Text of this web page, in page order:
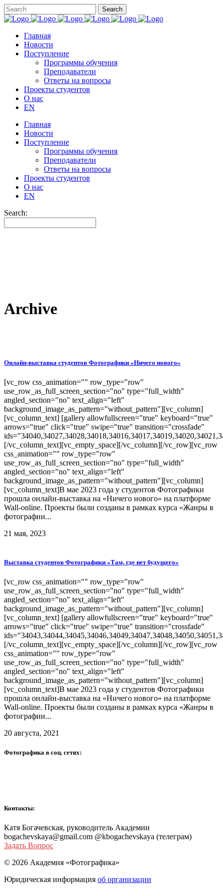
Главная
Новости
Поступление
Программы обучения
Преподаватели
Ответы на вопросы
Проекты студентов
О нас
EN
Главная
Новости
Поступление
Программы обучения
Преподаватели
Ответы на вопросы
Проекты студентов
О нас
EN
Search:
Archive
Онлайн-выставка студентов Фотографики «Ничего нового»
[vc_row css_animation="" row_type="row"
use_row_as_full_screen_section="no" type="full_width"
angled_section="no" text_align="left"
background_image_as_pattern="without_pattern"][vc_column]
[vc_column_text] [gallery allowfullscreen="true" keyboard="true"
arrows="true" click="true" swipe="true" transition="crossfade"
[/vc_column_text][vc_empty_space][/vc_column][/vc_row][vc_row
css_animation="" row_type="row"
use_row_as_full_screen_section="no" type="full_width"
angled_section="no" text_align="left"
background_image_as_pattern="without_pattern"][vc_column]
[vc_column_text]В мае 2023 года у студентов Фотографики
прошла онлайн-выставка на «Ничего нового» на платформе
Wall-online. Проекты были созданы в рамках курса «Жанры в
фотографии...
21 мая, 2023
Выставка студентов Фотографики «Там, где нет будущего»
[vc_row css_animation="" row_type="row"
use_row_as_full_screen_section="no" type="full_width"
angled_section="no" text_align="left"
background_image_as_pattern="without_pattern"][vc_column]
[vc_column_text] [gallery allowfullscreen="true" keyboard="true"
arrows="true" click="true" swipe="true" transition="crossfade"
[/vc_column_text][vc_empty_space][/vc_column][/vc_row][vc_row
css_animation="" row_type="row"
use_row_as_full_screen_section="no" type="full_width"
angled_section="no" text_align="left"
background_image_as_pattern="without_pattern"][vc_column]
[vc_column_text]В мае 2023 года у студентов Фотографики
прошла онлайн-выставка на «Ничего нового» на платформе
Wall-online. Проекты были созданы в рамках курса «Жанры в
фотографии...
20 августа, 2021
Фотографика в соц. сетях:
Контакты:
Катя Богачевская, руководитель Академии
bogachevskaya@gmail.com @kbogachevskaya (телеграм)
Задать Вопрос
© 2026 Академия «Фотографика»
Юридическая информация об организации